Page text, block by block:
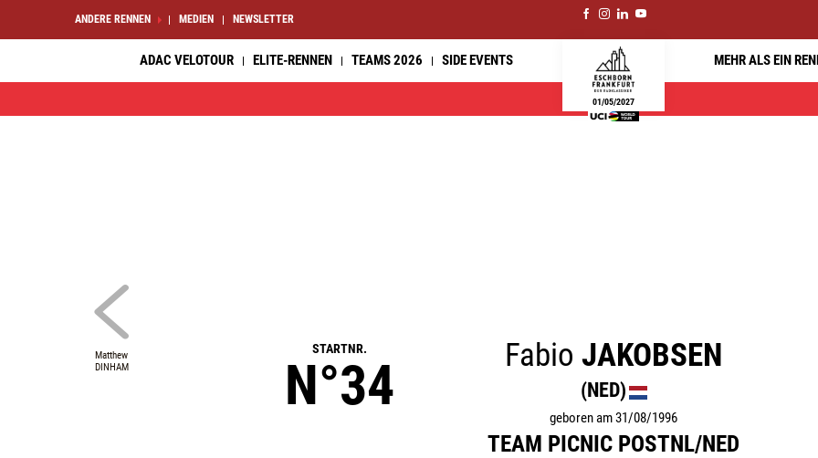
ANDERE RENNEN MEDIEN NEWSLETTER
ADAC VELOTOUR ELITE-RENNEN TEAMS 2026 SIDE EVENTS
01/05/2027
MEHR ALS EIN
STARTNR.
N°34 Fabio JAKOBSEN
(NED)
geboren am 31/08/1996
TEAM PICNIC POSTNL/NED
Matthew
DINHAM